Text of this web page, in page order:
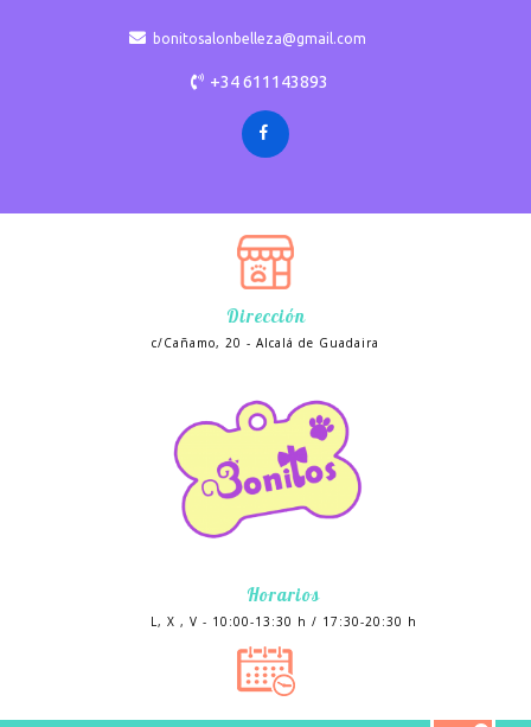
bonitosalonbelleza@gmail.com
+34 611143893
Dirección
c/Cañamo, 20 - Alcalá de Guadaira
Horarios
L, X , V - 10:00-13:30 h / 17:30-20:30 h